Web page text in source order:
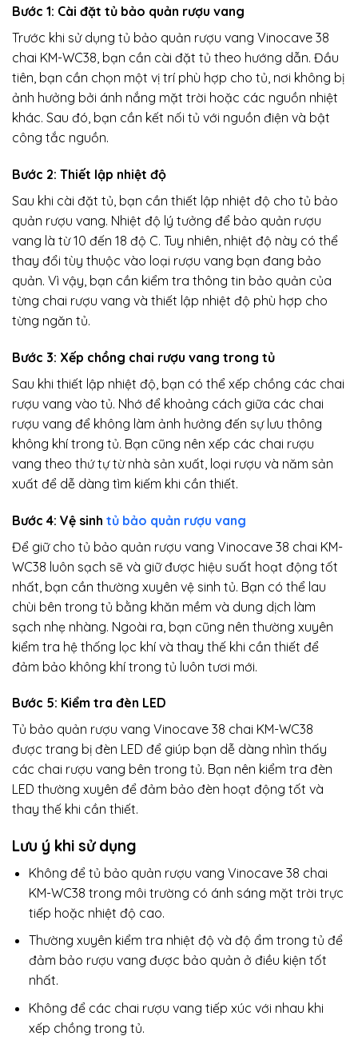
Bước 1: Cài đặt tủ bảo quản rượu vang
Trước khi sử dụng tủ bảo quản rượu vang Vinocave 38
chai KM-WC38, bạn cần cài đặt tủ theo hướng dẫn. Đầu
tiên, bạn cần chọn một vị trí phù hợp cho tủ, nơi không bị
ảnh hưởng bởi ánh nắng mặt trời hoặc các nguồn nhiệt
khác. Sau đó, bạn cần kết nối tủ với nguồn điện và bật
công tắc nguồn.
Bước 2: Thiết lập nhiệt độ
Sau khi cài đặt tủ, bạn cần thiết lập nhiệt độ cho tủ bảo
quản rượu vang. Nhiệt độ lý tưởng để bảo quản rượu
vang là từ 10 đến 18 độ C. Tuy nhiên, nhiệt độ này có thể
thay đổi tùy thuộc vào loại rượu vang bạn đang bảo
quản. Vì vậy, bạn cần kiểm tra thông tin bảo quản của
từng chai rượu vang và thiết lập nhiệt độ phù hợp cho
từng ngăn tủ.
Bước 3: Xếp chồng chai rượu vang trong tủ
Sau khi thiết lập nhiệt độ, bạn có thể xếp chồng các chai
rượu vang vào tủ. Nhớ để khoảng cách giữa các chai
rượu vang để không làm ảnh hưởng đến sự lưu thông
không khí trong tủ. Bạn cũng nên xếp các chai rượu
vang theo thứ tự từ nhà sản xuất, loại rượu và năm sản
xuất để dễ dàng tìm kiếm khi cần thiết.
Bước 4: Vệ sinh tủ bảo quản rượu vang
Để giữ cho tủ bảo quản rượu vang Vinocave 38 chai KM-
WC38 luôn sạch sẽ và giữ được hiệu suất hoạt động tốt
nhất, bạn cần thường xuyên vệ sinh tủ. Bạn có thể lau
chùi bên trong tủ bằng khăn mềm và dung dịch làm
sạch nhẹ nhàng. Ngoài ra, bạn cũng nên thường xuyên
kiểm tra hệ thống lọc khí và thay thế khi cần thiết để
đảm bảo không khí trong tủ luôn tươi mới.
Bước 5: Kiểm tra đèn LED
Tủ bảo quản rượu vang Vinocave 38 chai KM-WC38
được trang bị đèn LED để giúp bạn dễ dàng nhìn thấy
các chai rượu vang bên trong tủ. Bạn nên kiểm tra đèn
LED thường xuyên để đảm bảo đèn hoạt động tốt và
thay thế khi cần thiết.
Lưu ý khi sử dụng
Không để tủ bảo quản rượu vang Vinocave 38 chai
KM-WC38 trong môi trường có ánh sáng mặt trời trực
tiếp hoặc nhiệt độ cao.
Thường xuyên kiểm tra nhiệt độ và độ ẩm trong tủ để
đảm bảo rượu vang được bảo quản ở điều kiện tốt
nhất.
Không để các chai rượu vang tiếp xúc với nhau khi
xếp chồng trong tủ.